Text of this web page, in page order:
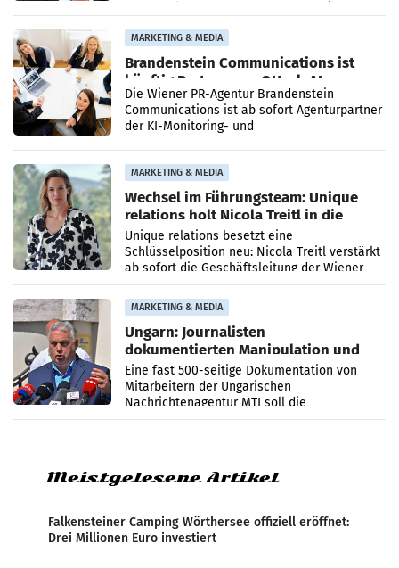
MARKETING & MEDIA
Brandenstein Communications ist
künftig Partner von OtterlyAI
Die Wiener PR-Agentur Brandenstein
Communications ist ab sofort Agenturpartner
der KI-Monitoring- und
MARKETING & MEDIA
Wechsel im Führungsteam: Unique
relations holt Nicola Treitl in die
Geschäftsleitung
Unique relations besetzt eine
Schlüsselposition neu: Nicola Treitl verstärkt
ab sofort die Geschäftsleitung der Wiener
PR-Agentur an der Seite von Josef Kalina und
Anna Kalina-Mahr.
MARKETING & MEDIA
Ungarn: Journalisten
dokumentierten Manipulation und
Zensur
Eine fast 500-seitige Dokumentation von
Mitarbeitern der Ungarischen
Nachrichtenagentur MTI soll die
systematische Nachrichten-Manipulation und
Meistgelesene Artikel
Falkensteiner Camping Wörthersee offiziell eröffnet:
Drei Millionen Euro investiert